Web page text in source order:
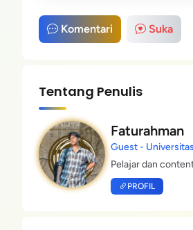
Komentari Suka
Tentang Penulis
Faturahman
Guest -
Pelajar dan
PROFIL